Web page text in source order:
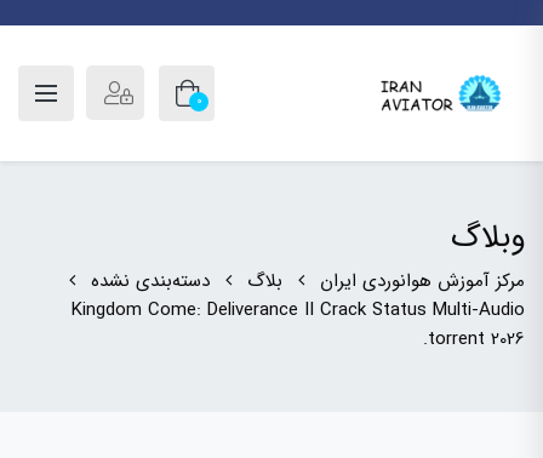
0
وبلاگ
مرکز آموزش هوانوردی ایران بلاگ
دسته‌بندی نشده
Kingdom Come: Deliverance II Crack Status Multi-Audio
.torrent 2026